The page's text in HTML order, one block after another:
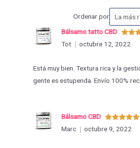
Ordenar porOrdenar
las
con
Bálsamo tatto CBD
Tot
octubre 12, 2022
Está muy bien. Textura rica y la
gente es estupenda. Envío 100%
Valorado
con5de 5
Bálsamo CBD
Marc
octubre 9, 2022